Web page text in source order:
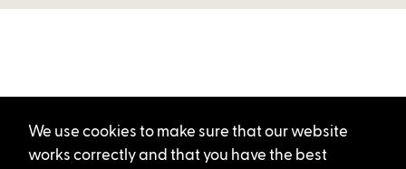
We use cookies to make sure that our website
works correctly and that you have the best